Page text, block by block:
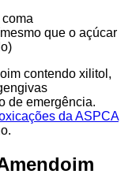
que o açúcar
contendo xilitol,
de emergência.
da ASPCA